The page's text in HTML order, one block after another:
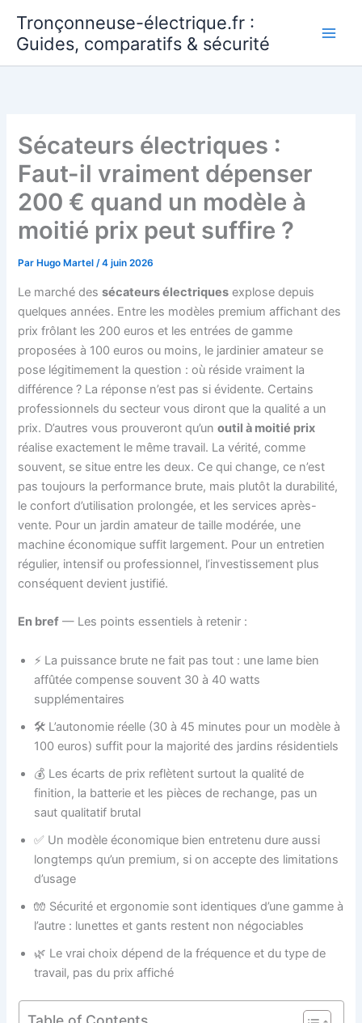
contenu
Tronçonneuse-électrique.fr :
Guides, comparatifs & sécurité
Sécateurs électriques :
Faut-il vraiment dépenser
200 € quand un modèle à
moitié prix peut suffire ?
Par Hugo Martel/4 juin 2026
Le marché dessécateurs électriques explose depuis
quelques années. Entre les modèles premium affichant des
prix frôlant les 200 euros et les entrées de gamme
proposées à 100 euros ou moins, le jardinier amateur se
pose légitimement la question : où réside vraiment la
différence ? La réponse n’est pas si évidente. Certains
professionnels du secteur vous diront que la qualité a un
prix. D’autres vous prouveront qu’unoutil à moitié prix
réalise exactement le même travail. La vérité, comme
souvent, se situe entre les deux. Ce qui change, ce n’est
pas toujours la performance brute, mais plutôt la durabilité,
le confort d’utilisation prolongée, et les services après-
vente. Pour un jardin amateur de taille modérée, une
machine économique suffit largement. Pour un entretien
régulier, intensif ou professionnel, l’investissement plus
conséquent devient justifié.
En bref — Les points essentiels à retenir :
⚡ La puissance brute ne fait pas tout : une lame bien
affûtée compense souvent 30 à 40 watts
supplémentaires
🛠️ L’autonomie réelle (30 à 45 minutes pour un modèle à
100 euros) suffit pour la majorité des jardins résidentiels
💰 Les écarts de prix reflètent surtout la qualité de
finition, la batterie et les pièces de rechange, pas un
saut qualitatif brutal
✅ Un modèle économique bien entretenu dure aussi
longtemps qu’un premium, si on accepte des limitations
d’usage
🧤 Sécurité et ergonomie sont identiques d’une gamme à
l’autre : lunettes et gants restent non négociables
🌿 Le vrai choix dépend de la fréquence et du type de
travail, pas du prix affiché
Table of Contents